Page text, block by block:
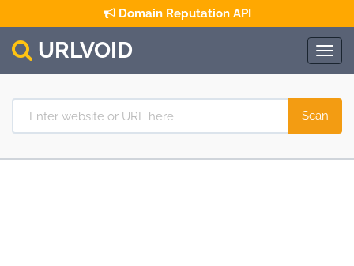
URLVOID
Scan
Domain Reputation API